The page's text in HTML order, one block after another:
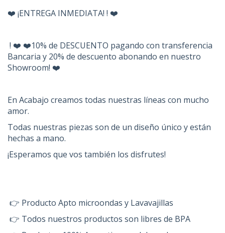
❤️ ¡ENTREGA INMEDIATA! ! ❤️
! ❤️ ❤️10% de DESCUENTO pagando con transferencia
Bancaria y 20% de descuento abonando en nuestro
Showroom! ❤️
En Acabajo creamos todas nuestras líneas con mucho
amor.
Todas nuestras piezas son de un diseño único y están
hechas a mano.
¡Esperamos que vos también los disfrutes!
👉 Producto Apto microondas y Lavavajillas
👉 Todos nuestros productos son libres de BPA